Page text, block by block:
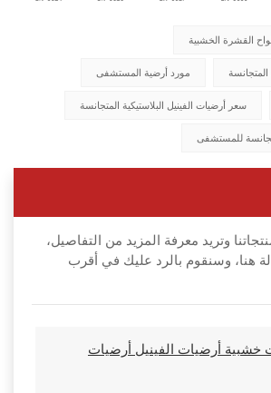
القشرة الخشبية
مورد أرضية المستشفى
سعر أرضيات الفينيل البلاستيكية المتجانسة
للمستشفى
وتريد معرفة المزيد من التفاصيل،
هنا، وسنقوم بالرد عليك في أقرب
خشبية أرضيات الفينيل أرضيات